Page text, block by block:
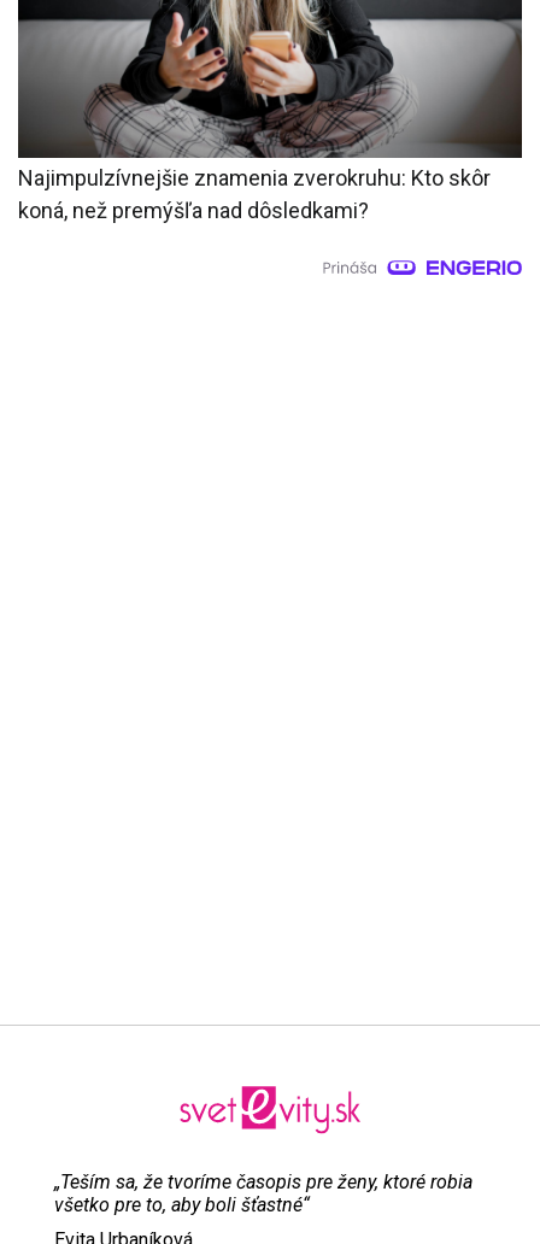
Najimpulzívnejšie znamenia zverokruhu: Kto skôr
koná, než premýšľa nad dôsledkami?
„Teším sa, že tvoríme časopis pre ženy, ktoré robia
všetko pre to, aby boli šťastné“